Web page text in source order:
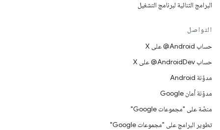
البرامج الثنائية لبرنامج التشغيل
التواصل
حساب ‎@Android على X
حساب ‎@AndroidDev على X
مدوّنة Android
مدوّنة أمان Google
منصّة على "مجموعات Google"
تطوير البرامج على "مجموعات Google"